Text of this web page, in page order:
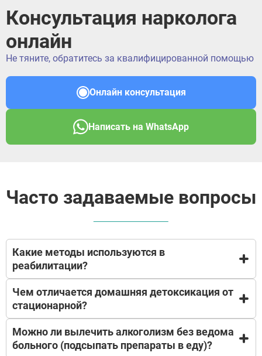
Консультация нарколога
онлайн
Не тяните, обратитесь за квалифицированной помощью
Онлайн консультация
Написать на WhatsApp
Часто задаваемые вопросы
Какие методы используются в
реабилитации?
В основе нашей реабилитационной программы
лежит доказательная психотерапия и
модифицированная
программа «12 шагов»
. Пациенты учатся жить без ПАВ (психоактивных
Чем отличается домашняя детоксикация от
стационарной?
Выведение из запоя на дому
подходит для снятия острой интоксикации и
Можно ли вылечить алкоголизм без ведома
больного (подсыпать препараты в еду)?